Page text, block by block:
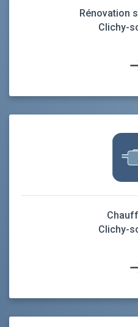
Rénovation
Clichy-
Clichy-